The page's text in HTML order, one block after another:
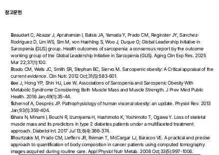
참고문헌
Beaudart C, Alcazar J, Aprahamian I, Batsis JA, Yamada Y, Prado CM, Reginster JY, Sanchez-
Rodriguez D, Lim WS, Sim M, von Haehling S, Woo J, Duque G; Global Leadership Initiative in
Sarcopenia (GLIS) group. Health outcomes of sarcopenia: a consensus report by the outcome
working group of the Global Leadership Initiative in Sarcopenia (GLIS). Aging Clin Exp Res. 2025
Mar 22;37(1):100.
Prado CM, Wells JC, Smith SR, Stephan BC, Siervo M. Sarcopenic obesity: A Critical appraisal of the
current evidence. Clin Nutr. 2012 Oct;31(5):583-601.
Lee J, Hong YP, Shin HJ, Lee W. Associations of Sarcopenia and Sarcopenic Obesity With
Metabolic Syndrome Considering Both Muscle Mass and Muscle Strength. J Prev Med Public
Health. 2016 Jan;49(1):35-44.
Tchernof A, Després JP. Pathophysiology of human visceral obesity: an update. Physiol Rev. 2013
Jan;93(1):359-404.
Ohara N, Minami I, Bouchi R, Izumiyama H, Hashimoto K, Yoshimoto T, Ogawa Y. Loss of skeletal
muscle mass and its predictors in type 2 diabetes patients under a multifaceted treatment
approach. Diabetol Int. 2017 Jul 13;8(4):366-374.
Mourtzakis M, Prado CM, Lieffers JR, Reiman T, McCargar LJ, Baracos VE. A practical and precise
approach to quantification of body composition in cancer patients using computed tomography
images acquired during routine care. Appl Physiol Nutr Metab. 2008 Oct;33(5):997-1006.